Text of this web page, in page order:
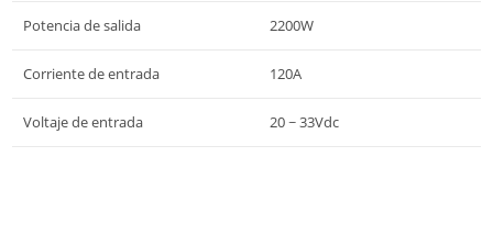
Potencia de salida 2200W
Corriente de entrada 120A
Voltaje de entrada 20 ~ 33Vdc